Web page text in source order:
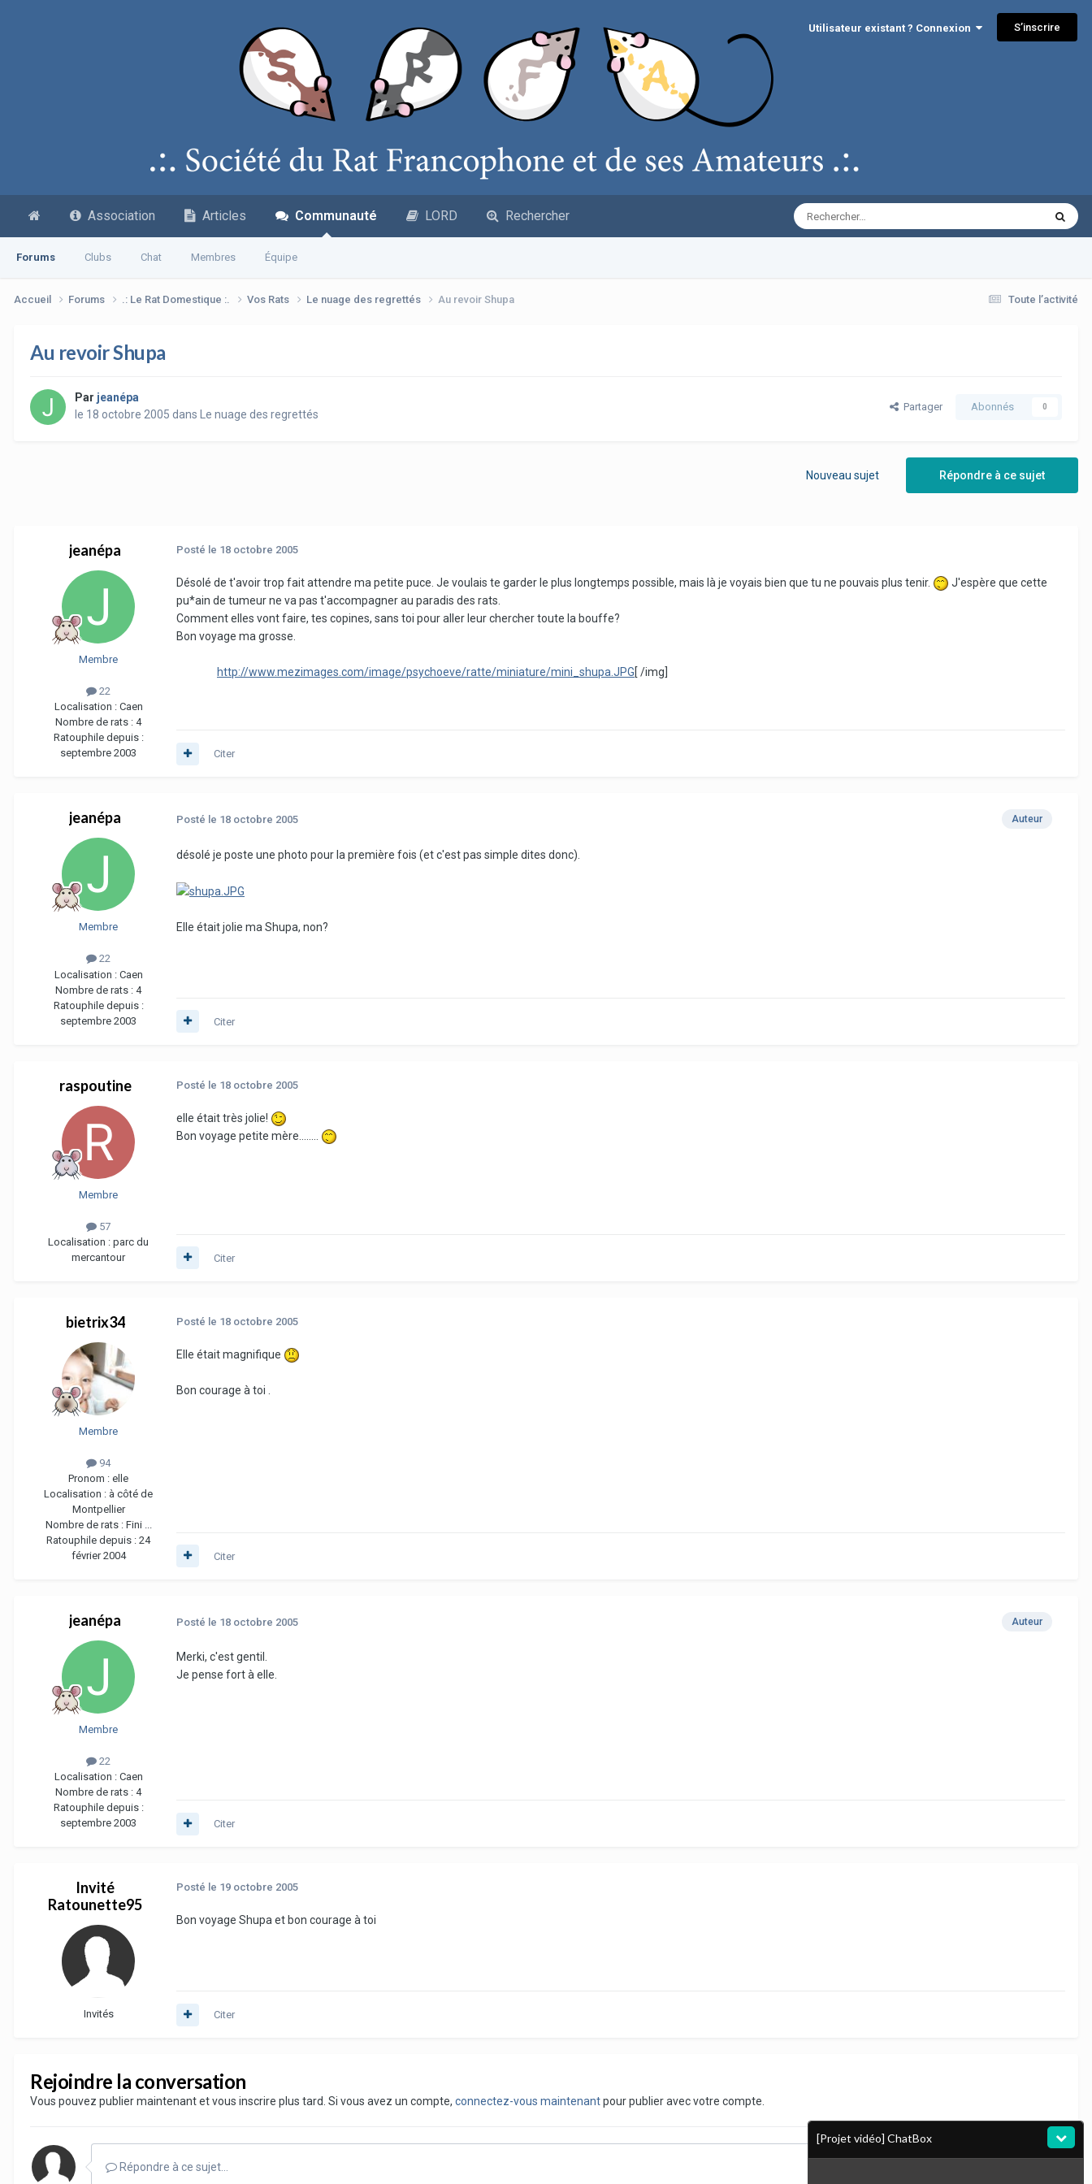
Utilisateur existant ? Connexion S’inscrire
Association Articles Communauté
Forums Clubs Chat Membres Équipe
LORD Rechercher
Toute l’activité
Accueil Forums .: Le Rat Domestique :. Vos Rats Le nuage des regrettés Au revoir Shupa
Au revoir Shupa
Par jeanépa
le 18 octobre 2005 dans Le nuage des regrettés
Partager Abonnés 0
Répondre à ce sujet
Nouveau sujet
jeanépa
Membre
22
Localisation : Caen
Nombre de rats : 4
Ratouphile depuis :
septembre 2003
Posté le 18 octobre 2005
Désolé de t'avoir trop fait attendre ma petite puce. Je voulais te garder le plus longtemps possible, mais là je voyais bien que tu ne pouvais plus tenir.
J'espère que cette
pu*ain de tumeur ne va pas t'accompagner au paradis des rats.
Comment elles vont faire, tes copines, sans toi pour aller leur chercher toute la bouffe?
Bon voyage ma grosse.
http://www.mezimages.com/image/psychoeve/ratte/miniature/mini_shupa.JPG[ /img]
Citer
jeanépa
Membre
22
Localisation : Caen
Nombre de rats : 4
Ratouphile depuis :
septembre 2003
Auteur
Posté le 18 octobre 2005
désolé je poste une photo pour la première fois (et c'est pas simple dites donc).
Elle était jolie ma Shupa, non?
Citer
raspoutine
Membre
57
Localisation : parc du
mercantour
Posté le 18 octobre 2005
elle était très jolie!
Bon voyage petite mère........
Citer
bietrix34
Membre
94
Pronom : elle
Localisation : à côté de
Montpellier
Nombre de rats : Fini ...
Ratouphile depuis : 24
février 2004
Posté le 18 octobre 2005
Elle était magnifique
Bon courage à toi .
Citer
jeanépa
Membre
22
Localisation : Caen
Nombre de rats : 4
Ratouphile depuis :
septembre 2003
Auteur
Posté le 18 octobre 2005
Merki, c'est gentil.
Je pense fort à elle.
Citer
Invité
Ratounette95
Invités
Posté le 19 octobre 2005
Bon voyage Shupa et bon courage à toi
Citer
Rejoindre la conversation
Vous pouvez publier maintenant et vous inscrire plus tard. Si vous avez un compte, connectez-vous maintenantpour publier avec votre compte.
Répondre à ce sujet…
[Projet vidéo] ChatBox